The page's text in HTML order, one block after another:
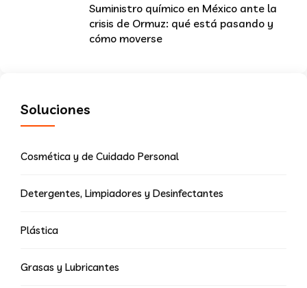
Suministro químico en México ante la
crisis de Ormuz: qué está pasando y
cómo moverse
Soluciones
Cosmética y de Cuidado Personal
Detergentes, Limpiadores y Desinfectantes
Plástica
Grasas y Lubricantes